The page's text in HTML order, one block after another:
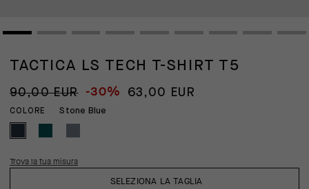
TACTICA LS TECH T-SHIRT T5
90,00 EUR -30% 63,00 EUR
COLORE Stone Blue
SELEZIONA LA TAGLIA
Trova la tua misura